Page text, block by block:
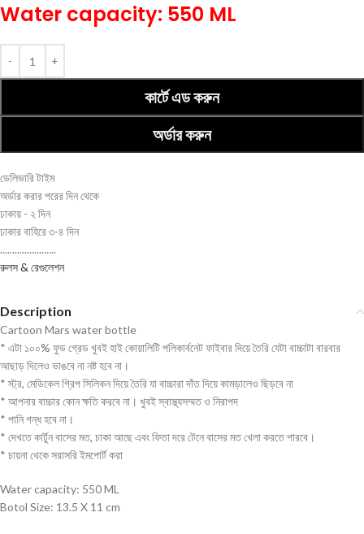
Water capacity: 550 ML
কার্টে এড করুন
অর্ডার করুন
ডেলিভারি টাইম
অর্ডার করার পরের দিন থেকে
ঢাকায় - ২ দিন
ঢাকার বাহিরে ৩-৪ দিন
.......................
রুলস & রেগুলেশন
Description
Cartoon Mars water bottle
* এটা ১০০% ফুড গ্রেড খুবই হাই কোয়ালিটি পলিকার্বনেট ফাইবার দিয়ে তৈরি যেটা বাচ্চাটা বারবার
আছাড় দিলেও ভাঙবে না নষ্ট হবে না।
* স্ট্র, মেডিকেল গ্রিপ সিলিকন দিয়ে তৈরি যা বাচ্চারা দাঁত দিয়ে কামড়ালেও ছিড়বে না
* আপনার বাচ্চার কোন ক্ষতি করবে না। খুবই স্বাস্থ্যসম্মত ও নিরাপদ
* পানি গন্ধ হবে না।
* দেখতে কার্টুন বাসের মত, চাকা আছে এবং ফিতা দরে টেনে বাসের মত খেলা করতে পারবে।
* চায়না থেকে সরাসরি ইমপোর্ট করা
Water capacity: 550 ML
Botol Size: 13.5 X 11 cm